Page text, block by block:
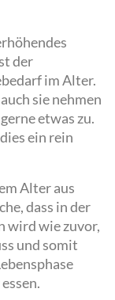
der
im Alter.
sie nehmen
etwas zu.
ein rein
Alter aus
dass in der
wird wie zuvor,
und somit